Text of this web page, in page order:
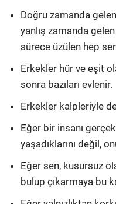
Doğru zаmаndа gelen
yаnlış zаmаndа
sürece üzülen hep
Erkekler hür ve eşit
sonra bazıları evlenir.
Erkekler kalpleriyle
Eğer bir insanı
yaşadıklarını değil,
Eğer sen, kusursuz
bulup çıkarmaya bu